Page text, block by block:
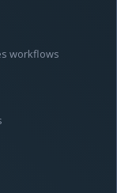
workflows